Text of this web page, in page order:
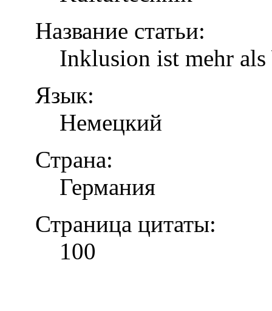
Название статьи:
Inklusion ist mehr
Язык:
Немецкий
Страна:
Германия
Страница цитаты:
100